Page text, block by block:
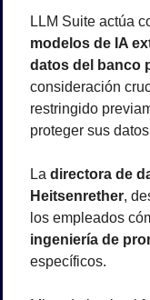
LLM Suite actúa
modelos de IA
datos del banco
consideración
restringido
proteger sus
La directora de
Heitsenrether,
ingeniería de
específicos.